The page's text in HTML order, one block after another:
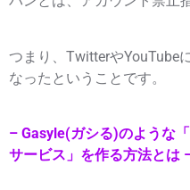
つまり、TwitterやYouTube
なったということです。
– Gasyle(ガシる)のような
サービス」を作る方法とは